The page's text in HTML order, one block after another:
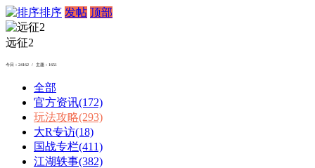
排序 发帖 顶部
远征2
今日：24162 / 主题：1651
全部
官方资讯(172)
玩法攻略(293)
大R专访(18)
国战专栏(411)
江湖轶事(382)